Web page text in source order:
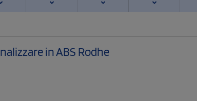
in ABS Rodhe